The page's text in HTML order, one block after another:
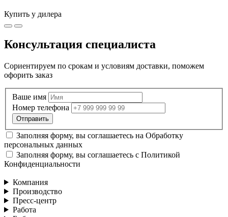
Купить у дилера
Консультация специалиста
Сориентируем по срокам и условиям доставки, поможем
офорить заказ
Ваше имя
Номер телефона
Заполняя форму, вы соглашаетесь на Обработку
персональных данных
Заполняя форму, вы соглашаетесь с Политикой
Конфиденциальности
Компания
Производство
Пресс-центр
Работа